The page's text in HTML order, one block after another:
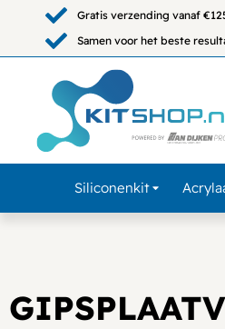
Gratis verzending vanaf
Samen voor het beste
Siliconenkit